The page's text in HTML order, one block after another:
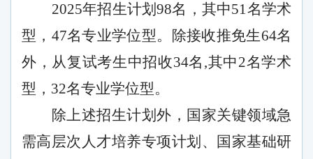
2025年招生计划98名，其中51名学术
型，47名专业学位型。除接收推免生64名
外，从复试考生中招收34名,其中2名学术
型，32名专业学位型。
除上述招生计划外，国家关键领域急
需高层次人才培养专项计划、国家基础研